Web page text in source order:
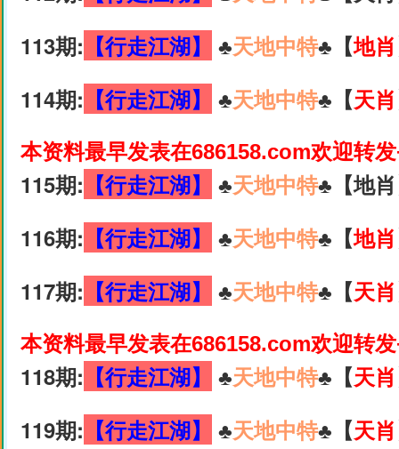
113期: 【行走江湖】 ♣️天地中特♣️【地肖
114期: 【行走江湖】 ♣️天地中特♣️【天肖
本资料最早发表在686158.com欢迎转
115期: 【行走江湖】 ♣️天地中特♣️【地
116期: 【行走江湖】 ♣️天地中特♣️【地肖
117期: 【行走江湖】 ♣️天地中特♣️【天肖
本资料最早发表在686158.com欢迎转
118期: 【行走江湖】 ♣️天地中特♣️【天肖
119期: 【行走江湖】 ♣️天地中特♣️【天肖